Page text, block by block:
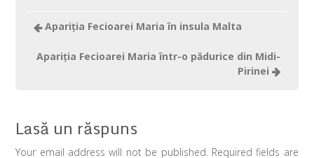
Apariţia Fecioarei Maria în insula Malta
Apariţia Fecioarei Maria într-o pădurice din Midi-
Pirinei
Lasă un răspuns
Your email address will not be published. Required fields are